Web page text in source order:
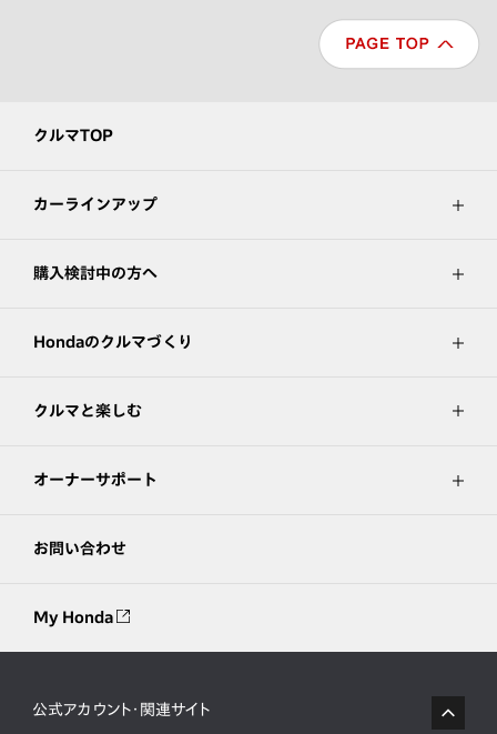
クルマTOP
カーラインアップ
購入検討中の方へ
Hondaのクルマづくり
クルマと楽しむ
オーナーサポート
お問い合わせ
My Honda
公式アカウント・関連サイト